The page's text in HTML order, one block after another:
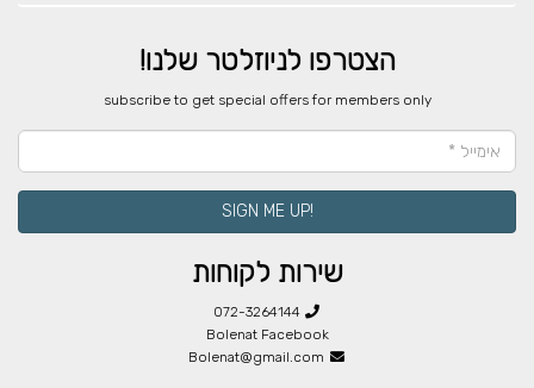
הצטרפו לניוזלטר שלנו!
​subscribe to get special offers for members only
!SIGN ME UP
שירות לקוחות
072-3264144
Bolenat Facebook
Bolenat@gmail.com